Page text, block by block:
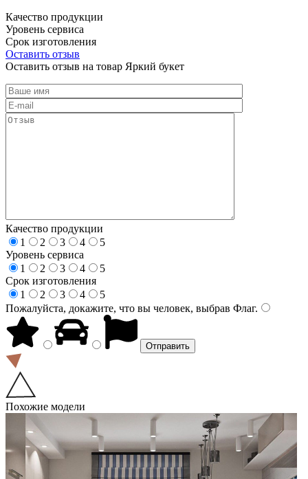
Качество продукции
Уровень сервиса
Срок изготовления
Оставить отзыв
Оставить отзыв на товар Яркий букет
Качество продукции
1
2 3 4
5
Уровень сервиса
1
2 3 4
5
Срок изготовления
1
2 3 4
5
Пожалуйста, докажите, что вы человек, выбрав Флаг.
Похожие модели